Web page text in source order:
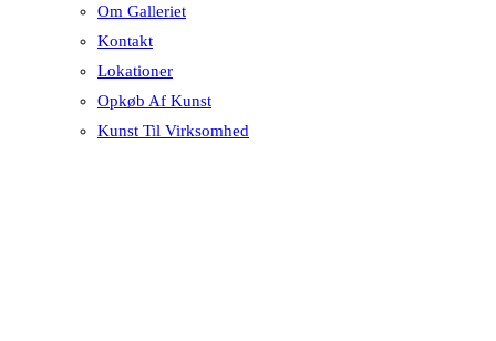
Om Galleriet
Kontakt
Lokationer
Opkøb Af Kunst
Kunst Til Virksomhed